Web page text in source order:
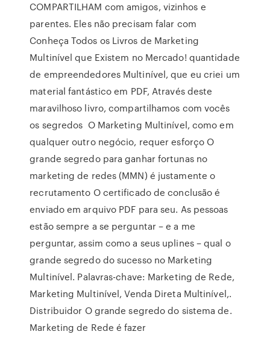
COMPARTILHAM com amigos, vizinhos e
parentes. Eles não precisam falar com
Conheça Todos os Livros de Marketing
Multinível que Existem no Mercado! quantidade
de empreendedores Multinível, que eu criei um
material fantástico em PDF, Através deste
maravilhoso livro, compartilhamos com vocês
os segredos O Marketing Multinível, como em
qualquer outro negócio, requer esforço O
grande segredo para ganhar fortunas no
marketing de redes (MMN) é justamente o
recrutamento O certificado de conclusão é
enviado em arquivo PDF para seu. As pessoas
estão sempre a se perguntar – e a me
perguntar, assim como a seus uplines – qual o
grande segredo do sucesso no Marketing
Multinível. Palavras-chave: Marketing de Rede,
Marketing Multinível, Venda Direta Multinível,.
Distribuidor O grande segredo do sistema de.
Marketing de Rede é fazer